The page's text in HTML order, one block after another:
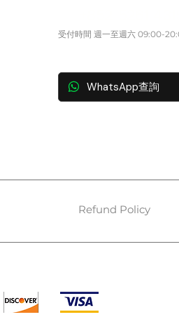
受付時間 週一至週六​ 09:00-
WhatsApp查詢
Refund Policy